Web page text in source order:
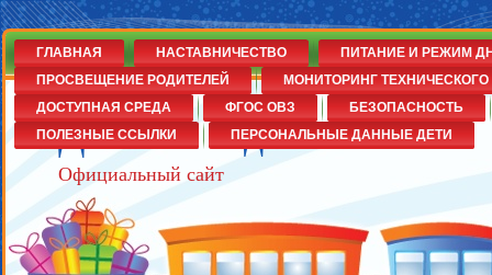
Детский сад№14
Официальный сайт
ГЛАВНАЯ НАСТАВНИЧЕСТВО
ПИТАНИЕ И РЕЖИМ
ПРОСВЕЩЕНИЕ РОДИТЕЛЕЙ
МОНИТОРИНГ
ДОСТУПНАЯ СРЕДА
ФГОС ОВЗ
БЕЗОПАСНОСТЬ
ПОЛЕЗНЫЕ ССЫЛКИ
ПЕРСОНАЛЬНЫЕ ДАННЫЕ ДЕТИ